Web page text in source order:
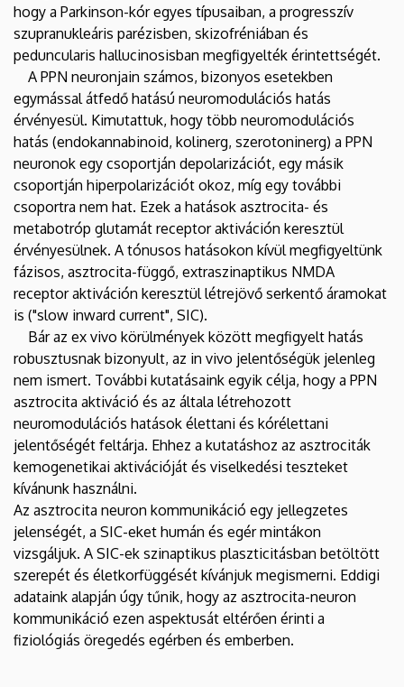
hogy a Parkinson-kór egyes típusaiban, a progresszív
szupranukleáris parézisben, skizofréniában és
peduncularis hallucinosisban megfigyelték érintettségét.
A PPN neuronjain számos, bizonyos esetekben
egymással átfedő hatású neuromodulációs hatás
érvényesül. Kimutattuk, hogy több neuromodulációs
hatás (endokannabinoid, kolinerg, szerotoninerg) a PPN
neuronok egy csoportján depolarizációt, egy másik
csoportján hiperpolarizációt okoz, míg egy további
csoportra nem hat. Ezek a hatások asztrocita- és
metabotróp glutamát receptor aktiváción keresztül
érvényesülnek. A tónusos hatásokon kívül megfigyeltünk
fázisos, asztrocita-függő, extraszinaptikus NMDA
receptor aktiváción keresztül létrejövő serkentő áramokat
is ("slow inward current", SIC).
Bár az ex vivo körülmények között megfigyelt hatás
robusztusnak bizonyult, az in vivo jelentőségük jelenleg
nem ismert. További kutatásaink egyik célja, hogy a PPN
asztrocita aktiváció és az általa létrehozott
neuromodulációs hatások élettani és kórélettani
jelentőségét feltárja. Ehhez a kutatáshoz az asztrociták
kemogenetikai aktivációját és viselkedési teszteket
kívánunk használni.
Az asztrocita neuron kommunikáció egy jellegzetes
jelenségét, a SIC-eket humán és egér mintákon
vizsgáljuk. A SIC-ek szinaptikus plaszticitásban betöltött
szerepét és életkorfüggését kívánjuk megismerni. Eddigi
adataink alapján úgy tűnik, hogy az asztrocita-neuron
kommunikáció ezen aspektusát eltérően érinti a
fiziológiás öregedés egérben és emberben.